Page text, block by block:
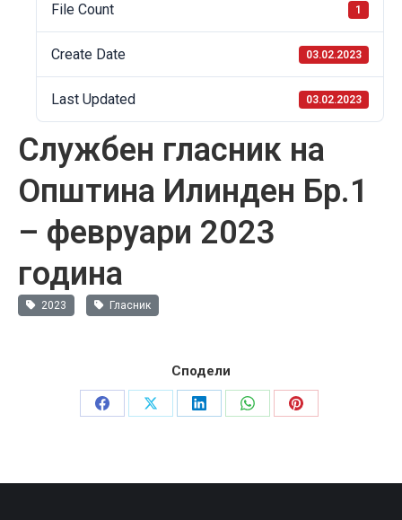
File Count 1
Create Date 03.02.2023
Last Updated 03.02.2023
Службен гласник на
Општина Илинден Бр.1
– февруари 2023
година
2023 Гласник
Сподели
Share
Share
Share
Share
Share